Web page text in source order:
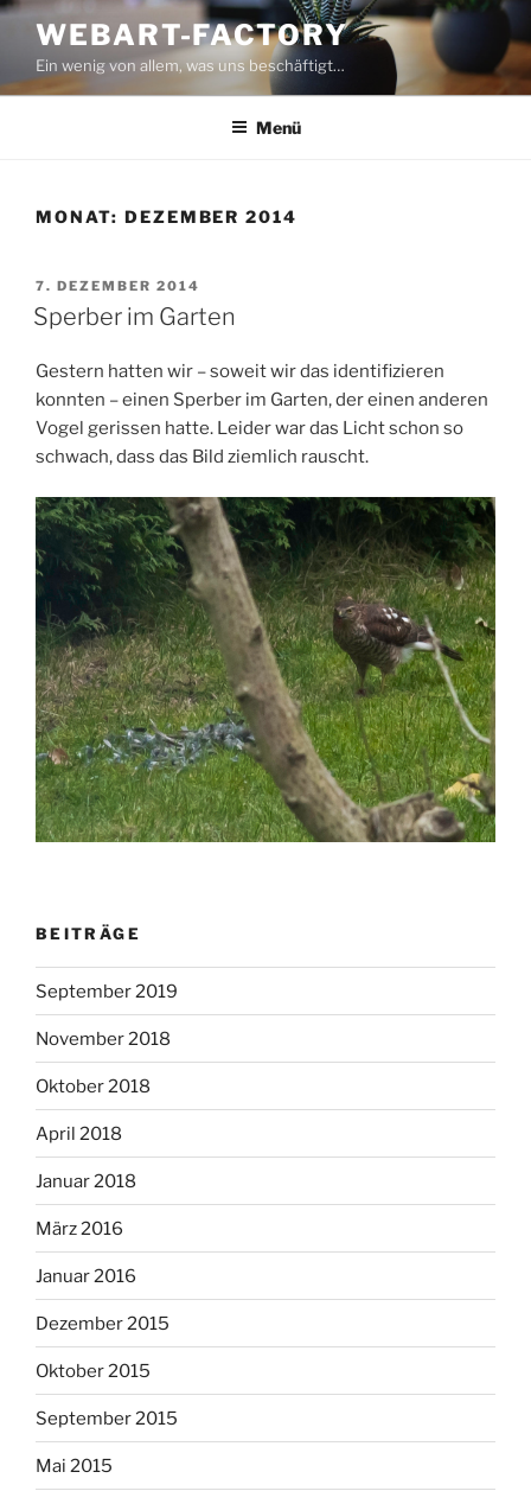
Zum
Inhalt
springen
WEBART-FACTORY
Ein wenig von allem, was uns beschäftigt…
Menü
MONAT: DEZEMBER 2014
VERÖFFENTLICHT
AM
7. DEZEMBER 2014
Sperber im Garten
Gestern hatten wir – soweit wir das identifizieren
konnten – einen Sperber im Garten, der einen anderen
Vogel gerissen hatte. Leider war das Licht schon so
schwach, dass das Bild ziemlich rauscht.
BEITRÄGE
September 2019
November 2018
Oktober 2018
April 2018
Januar 2018
März 2016
Januar 2016
Dezember 2015
Oktober 2015
September 2015
Mai 2015